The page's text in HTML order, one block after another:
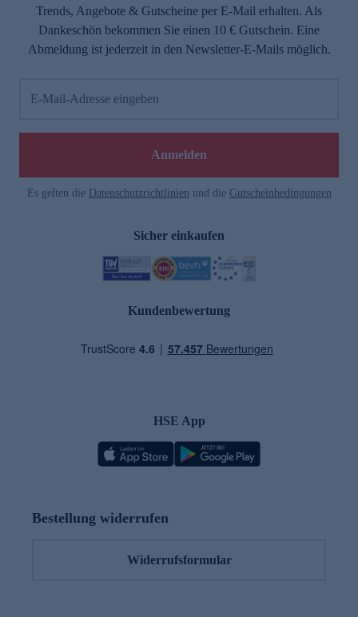
Trends, Angebote & Gutscheine per E-Mail erhalten. Als
Dankeschön bekommen Sie einen 10 € Gutschein. Eine
Abmeldung ist jederzeit in den Newsletter-E-Mails möglich.
E-Mail-Adresse eingeben
Anmelden
Es gelten die Datenschutzrichtlinien und die Gutscheinbedingungen
Sicher einkaufen
Kundenbewertung
HSE App
Bestellung widerrufen
Widerrufsformular